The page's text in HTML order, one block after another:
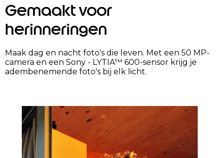
Gemaakt voor
herinneringen
Maak dag en nacht foto's die leven. Met een 50 MP-
camera en een Sony - LYTIA™ 600-sensor krijg je
adembenemende foto's bij elk licht.